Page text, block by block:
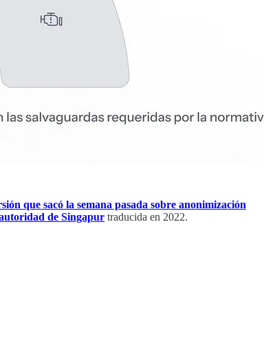
que sacó la semana pasada sobre anonimización
de Singapur traducida en 2022.